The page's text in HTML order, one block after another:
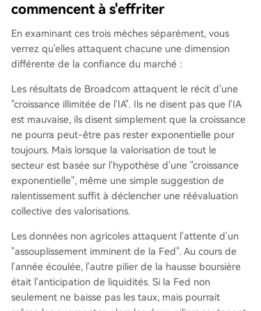
commencent à s'effriter
En examinant ces trois mèches séparément, vous
verrez qu'elles attaquent chacune une dimension
différente de la confiance du marché :
Les résultats de Broadcom attaquent le récit d'une
"croissance illimitée de l'IA". Ils ne disent pas que l'IA
est mauvaise, ils disent simplement que la croissance
ne pourra peut-être pas rester exponentielle pour
toujours. Mais lorsque la valorisation de tout le
secteur est basée sur l'hypothèse d'une "croissance
exponentielle", même une simple suggestion de
ralentissement suffit à déclencher une réévaluation
collective des valorisations.
Les données non agricoles attaquent l'attente d'un
"assouplissement imminent de la Fed". Au cours de
l'année écoulée, l'autre pilier de la hausse boursière
était l'anticipation de liquidités. Si la Fed non
seulement ne baisse pas les taux, mais pourrait